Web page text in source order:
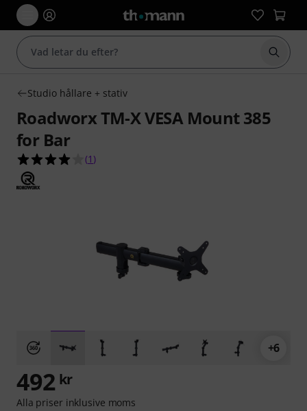
Börja
Studio hållare + stativ
Roadworx TM-X VESA Mount 385
for Bar
4.0 av 5 stjärnor från 1 kundbetyg
(1 )
+6
492 kr
Alla priser inklusive moms